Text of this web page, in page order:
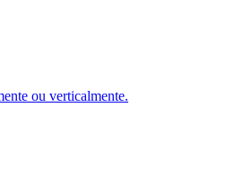
ou verticalmente.